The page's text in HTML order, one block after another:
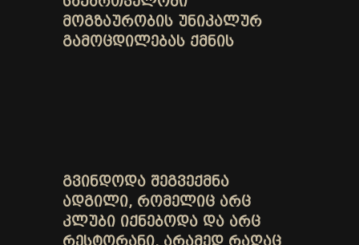
ᲛᲝᲒᲖᲐᲣᲠᲝᲑᲘᲡ ᲣᲜᲘᲙᲐᲚᲣᲠ
ᲒᲐᲛᲝᲪᲓᲘᲚᲔᲑᲐᲡ ᲥᲛᲜᲘᲡ
ᲒᲕᲘᲜᲓᲝᲓᲐ ᲨᲔᲒᲕᲔᲥᲛᲜᲐ
ᲐᲓᲒᲘᲚᲘ, ᲠᲝᲛᲔᲚᲘᲪ ᲐᲠᲪ
ᲙᲚᲣᲑᲘ ᲘᲥᲜᲔᲑᲝᲓᲐ ᲓᲐ ᲐᲠᲪ